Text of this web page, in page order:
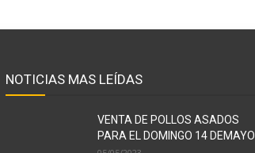
NOTICIAS MAS LEÍDAS
VENTA DE POLLOS ASADOS
PARA EL DOMINGO 14 DEMAYO